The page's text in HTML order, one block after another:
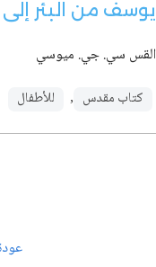
يوسف من البئر
القس سي. جي. ميوسي
كتاب مقدس , للأطفال